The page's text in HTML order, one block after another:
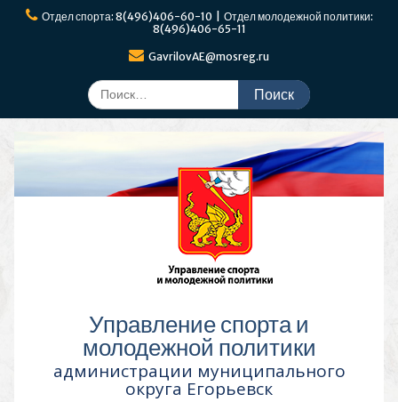
ПерейтиОтдел спорта: 8(496)406-60-10 | Отдел молодежной политики:
8(496)406-65-11
GavrilovAE@mosreg.ru
Поиск
по:
Управление спорта и
молодежной политики
администрации муниципального
округа Егорьевск